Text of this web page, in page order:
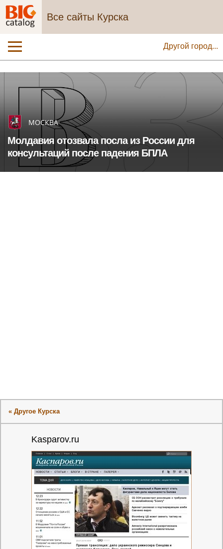
Все сайты Курска
Другой город...
МОСКВА
Молдавия отозвала посла из России для
консультаций после падения БПЛА
« Другое Курска
Kasparov.ru